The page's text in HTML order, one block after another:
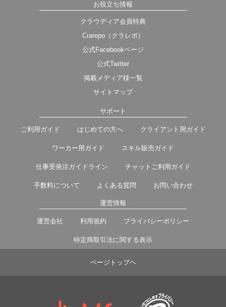
お役立ち情報
クラウディア会員特典
Crarepo（クラレポ）
公式Facebookページ
公式Twitter
掲載メディア様一覧
サイトマップ
サポート
ご利用ガイド はじめての方へ クライアント用ガイド
ワーカー用ガイド スキル販売ガイド
仕事受発注ガイドライン チャットご利用ガイド
手数料について よくある質問 お問い合わせ
運営情報
運営会社 利用規約 プライバシーポリシー
特定商取引法に関する表示
ページトップヘ